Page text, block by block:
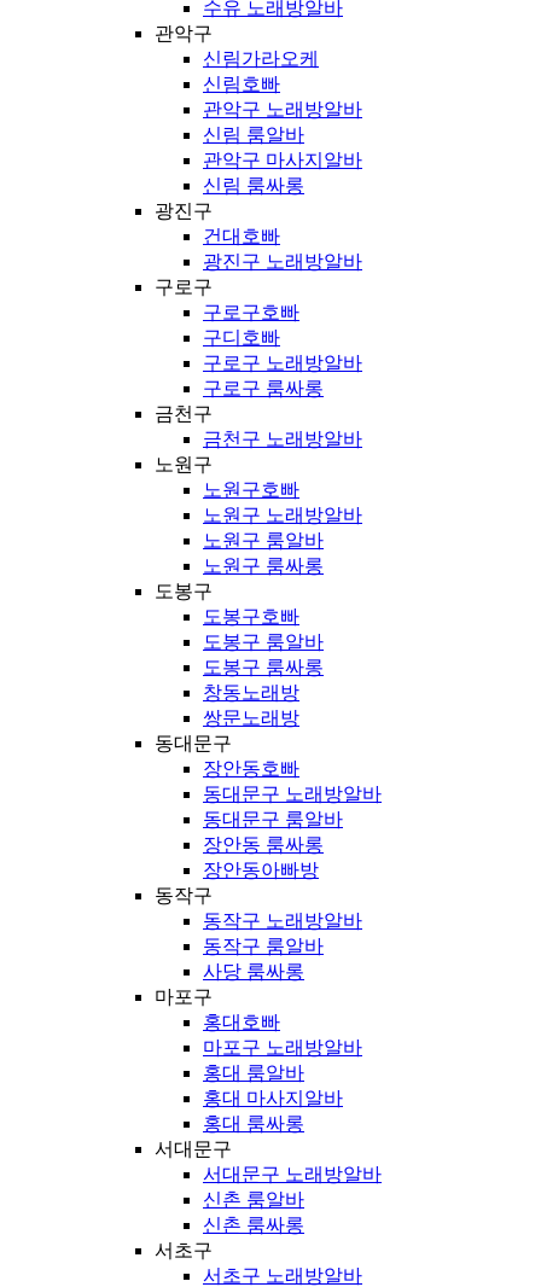
수유 노래방알바
관악구
신림가라오케
신림호빠
관악구 노래방알바
신림 룸알바
관악구 마사지알바
신림 룸싸롱
광진구
건대호빠
광진구 노래방알바
구로구
구로구호빠
구디호빠
구로구 노래방알바
구로구 룸싸롱
금천구
금천구 노래방알바
노원구
노원구호빠
노원구 노래방알바
노원구 룸알바
노원구 룸싸롱
도봉구
도봉구호빠
도봉구 룸알바
도봉구 룸싸롱
창동노래방
쌍문노래방
동대문구
장안동호빠
동대문구 노래방알바
동대문구 룸알바
장안동 룸싸롱
장안동아빠방
동작구
동작구 노래방알바
동작구 룸알바
사당 룸싸롱
마포구
홍대호빠
마포구 노래방알바
홍대 룸알바
홍대 마사지알바
홍대 룸싸롱
서대문구
서대문구 노래방알바
신촌 룸알바
신촌 룸싸롱
서초구
서초구 노래방알바